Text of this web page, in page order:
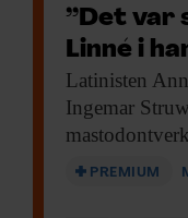
”Det var
Linné i
Latinisten
Ingemar
PREMIUM